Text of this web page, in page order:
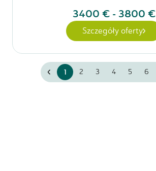
3400 €- 3800 €
Szczegóły oferty
1 2 3 4 5 6